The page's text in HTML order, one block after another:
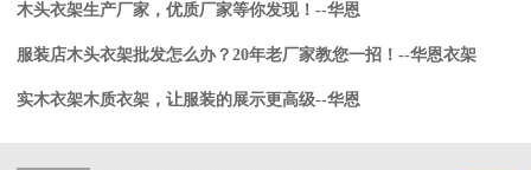
木头衣架生产厂家，优质厂家等你发现！--华恩
服装店木头衣架批发怎么办？20年老厂家教您一招！--华恩衣架
实木衣架木质衣架，让服装的展示更高级--华恩